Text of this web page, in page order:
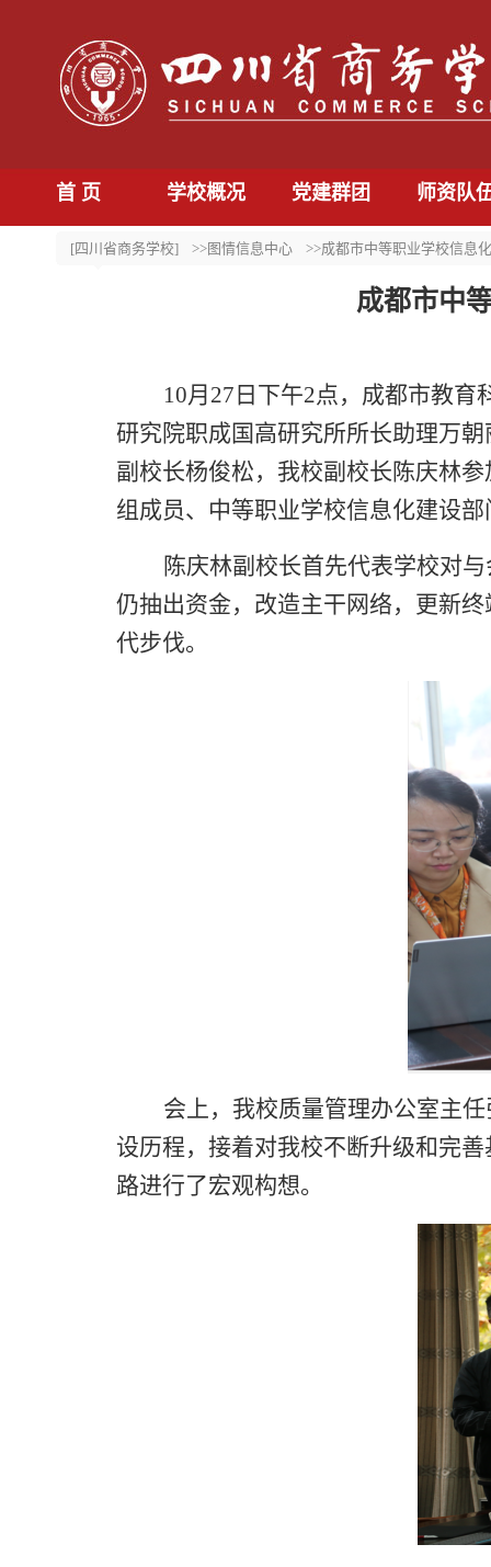
[四川省商务学校] >>图情信息中心 >>成都市中等职业学校信息
成都市中
10月27日下午2点，成都市教
研究院职成国高研究所所长助理万
副校长杨俊松，我校副校长陈庆林
组成员、中等职业学校信息化建设
陈庆林副校长首先代表学校对
仍抽出资金，改造主干网络，更新
代步伐。
会上，我校质量管理办公室主
设历程，接着对我校不断升级和完
路进行了宏观构想。
首 页 学校概况 党建群团 师资队